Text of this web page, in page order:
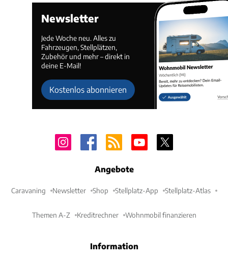
Newsletter
Jede Woche neu. Alles zu
Fahrzeugen, Stellplätzen,
Zubehör und mehr – direkt in
deine E-Mail!
Kostenlos abonnieren
Angebote
Caravaning Newsletter Shop Stellplatz-App Stellplatz-Atlas
Themen A-Z Kreditrechner Wohnmobil finanzieren
Information